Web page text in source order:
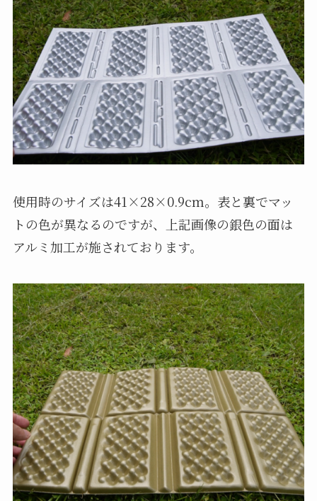
使用時のサイズは41×28×0.9cm。表と裏でマッ
トの色が異なるのですが、上記画像の銀色の面は
アルミ加工が施されております。